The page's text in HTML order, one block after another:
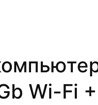
Wi-Fi